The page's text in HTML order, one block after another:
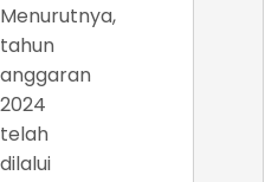
Menurutnya,
tahun
anggaran
2024
telah
dilalui